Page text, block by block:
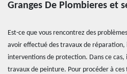
Granges De Plombieres et
Est-ce que vous rencontrez des
avoir effectué des travaux de réparation,
interventions de protection. Dans ce cas,
travaux de peinture. Pour procéder à ces